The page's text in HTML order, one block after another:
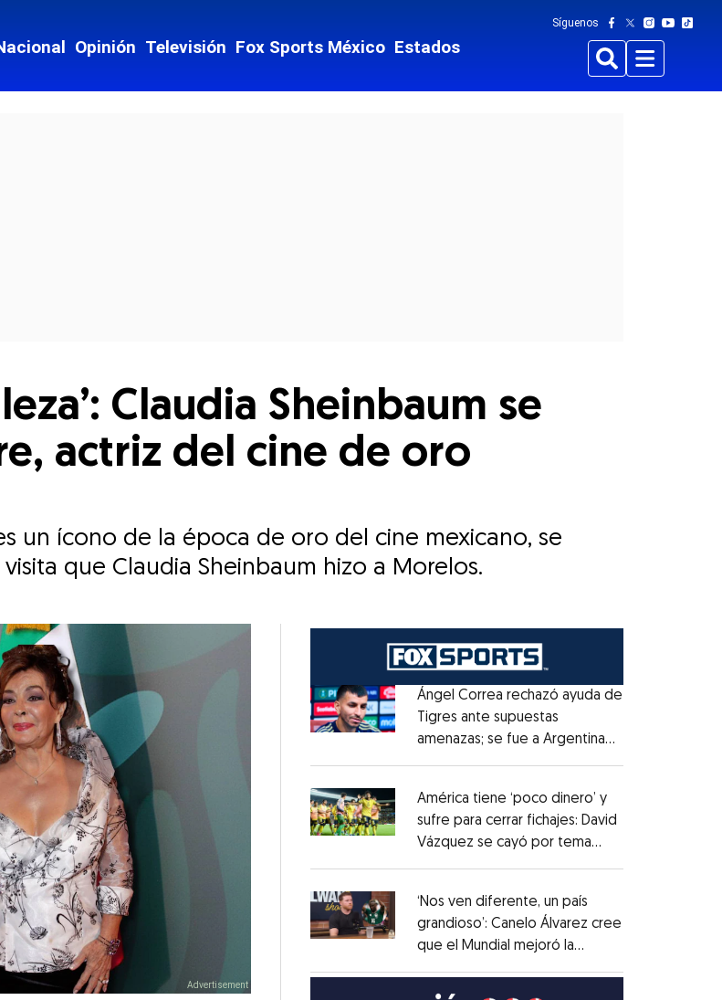
Opinión Televisión Fox Sports México Estados
Síguenos
BuscarMenu
Claudia Sheinbaum se
actriz del cine de oro
un ícono de la época de oro del cine mexicano, se
que Claudia Sheinbaum hizo a Morelos.
Opens in new window
Ángel Correa rechazó ayuda de
Tigres ante supuestas
amenazas; se fue a Argentina
Opens in new window
América tiene ‘poco dinero’ y
sufre para cerrar fichajes: David
Vázquez se cayó por tema
Opens in new window
‘Nos ven diferente, un país
grandioso’: Canelo Álvarez cree
que el Mundial mejoró la